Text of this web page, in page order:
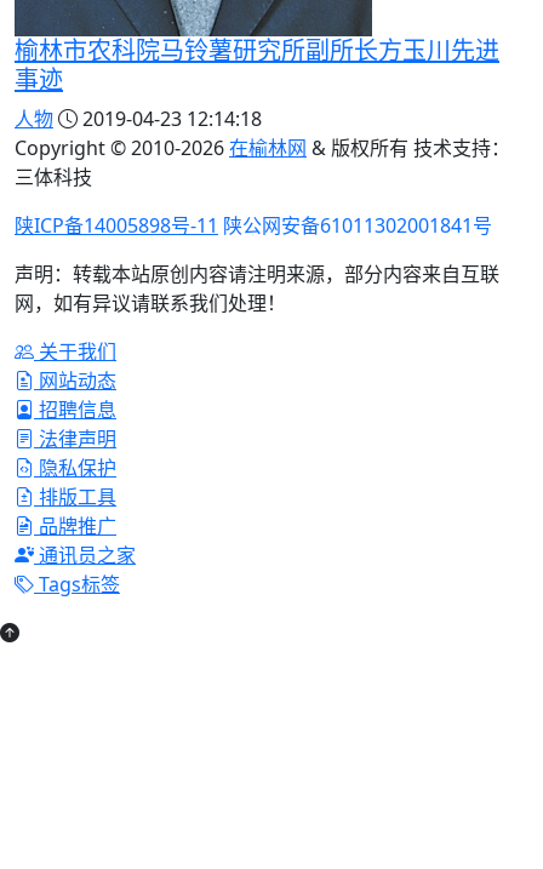
榆林市农科院马铃薯研究所副所长方玉川先进
事迹
人物
2019-04-23 12:14:18
Copyright © 2010-2026在榆林网 & 版权所有 技术支持：
三体科技
陕ICP备14005898号-11 陕公网安备61011302001841号
声明：转载本站原创内容请注明来源，部分内容来自互联
网，如有异议请联系我们处理！
关于我们
网站动态
招聘信息
法律声明
隐私保护
排版工具
品牌推广
通讯员之家
Tags标签